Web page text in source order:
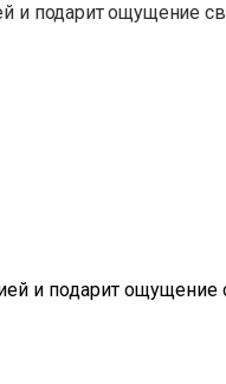
и подарит ощущение
и подарит